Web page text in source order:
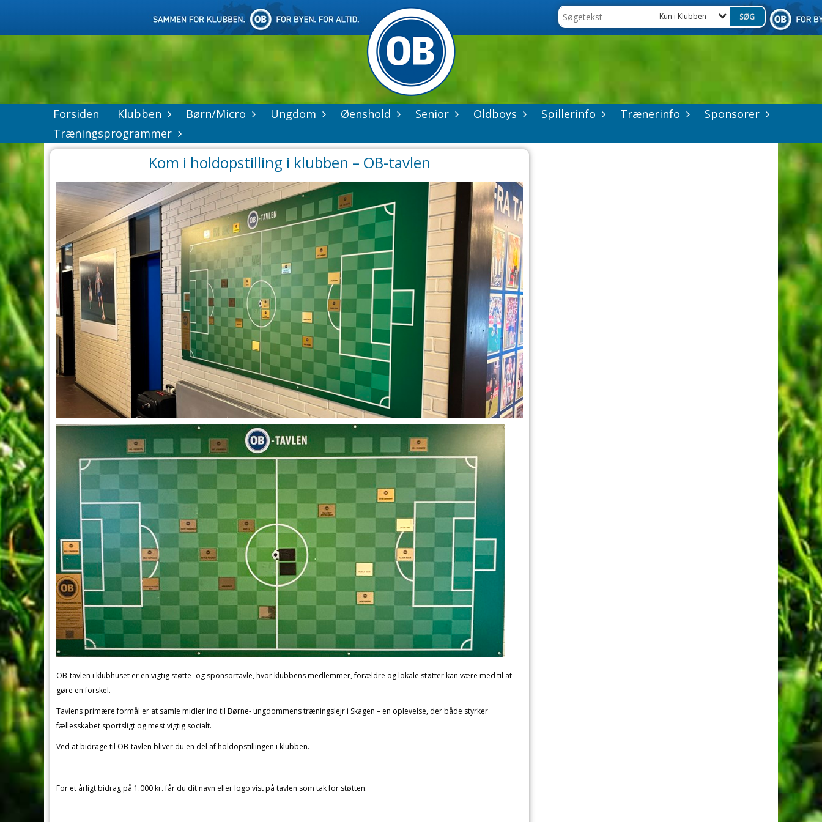
Kun i Klubben
Forsiden Klubben Børn/Micro Ungdom Øenshold Senior Oldboys Spillerinfo Trænerinfo
Sponsorer
Træningsprogrammer
Kom i holdopstilling i klubben – OB-tavlen
OB-tavlen i klubhuset er en vigtig støtte- og sponsortavle, hvor klubbens medlemmer, forældre og lokale støtter kan være med til at
gøre en forskel.
Tavlens primære formål er at samle midler ind til Børne- ungdommens træningslejr i Skagen – en oplevelse, der både styrker
fællesskabet sportsligt og mest vigtig socialt.
Ved at bidrage til OB-tavlen bliver du en del af holdopstillingen i klubben.
For et årligt bidrag på 1.000 kr. får du dit navn eller logo vist på tavlen som tak for støtten.